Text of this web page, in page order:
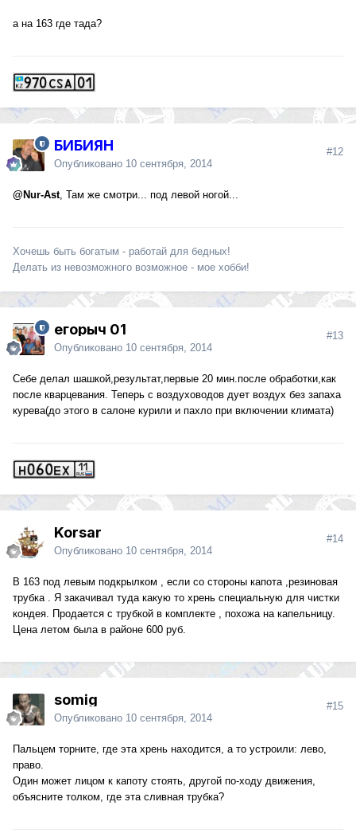
а на 163 где тада?
БИБИЯН
Опубликовано 10 сентября, 2014
#12
@Nur-Ast, Там же смотри... под левой ногой...
Хочешь быть богатым - работай для бедных!
Делать из невозможного возможное - мое хобби!
егорыч 01
Опубликовано 10 сентября, 2014
#13
Себе делал шашкой,результат,первые 20 мин.после обработки,как
после кварцевания. Теперь с воздуховодов дует воздух без запаха
курева(до этого в салоне курили и пахло при включении климата)
Korsar
Опубликовано 10 сентября, 2014
#14
В 163 под левым подкрылком , если со стороны капота ,резиновая
трубка . Я закачивал туда какую то хрень специальную для чистки
кондея. Продается с трубкой в комплекте , похожа на капельницу.
Цена летом была в районе 600 руб.
somig
Опубликовано 10 сентября, 2014
#15
Пальцем торните, где эта хрень находится, а то устроили: лево,
право.
Один может лицом к капоту стоять, другой по-ходу движения,
объясните толком, где эта сливная трубка?